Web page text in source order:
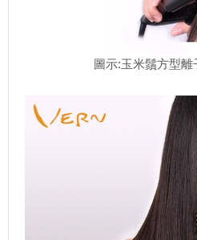
圖示:玉米鬚方型